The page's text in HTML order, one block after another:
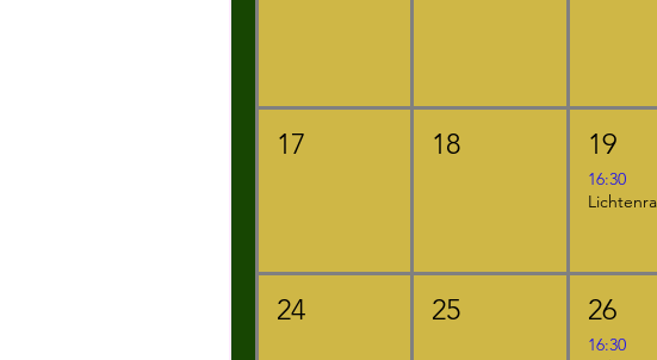
17 18 19
16:30
24 25 26
16:30